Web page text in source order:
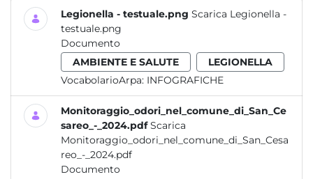
Legionella - testuale.png Scarica Legionella -
testuale.png
Documento
AMBIENTE E SALUTE
LEGIONELLA
VocabolarioArpa: INFOGRAFICHE
Monitoraggio_odori_nel_comune_di_San_Ce
sareo_-_2024.pdf Scarica
Monitoraggio_odori_nel_comune_di_San_Cesa
reo_-_2024.pdf
Documento